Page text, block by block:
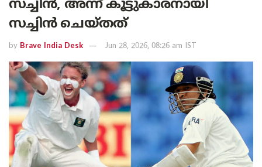
സച്ചിൻ, അന്ന് കൂട്ടുകാരനായി
സച്ചിൻ ചെയ്തത്
by Brave India Desk Jun 28, 2026, 08:26 am IST